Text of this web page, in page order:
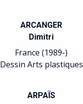
ARCANGER
Dimitri
France (1989-)
Dessin Arts plastiques
ARPAÏS